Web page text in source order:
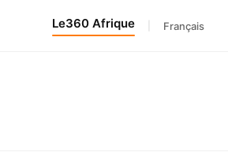
Le360 Afrique Français